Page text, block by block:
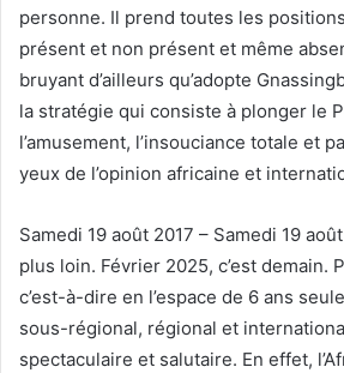
personne. Il prend toutes les
présent et non présent et même
bruyant d’ailleurs qu’adopte
la stratégie qui consiste à plonger le
l’amusement, l’insouciance totale et
yeux de l’opinion africaine et
Samedi 19 août 2017 – Samedi 19
plus loin. Février 2025, c’est demain.
c’est-à-dire en l’espace de 6 ans
sous-régional, régional et
spectaculaire et salutaire. En effet,